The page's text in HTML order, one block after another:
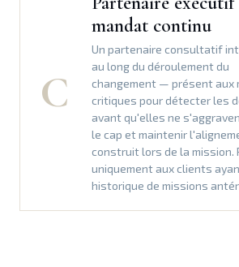
C
mandat continu
Un partenaire consultatif
au long du déroulement du
changement — présent aux
critiques pour détecter les
avant qu'elles ne
le cap et maintenir
construit lors de la mission.
uniquement aux clients
historique de missions